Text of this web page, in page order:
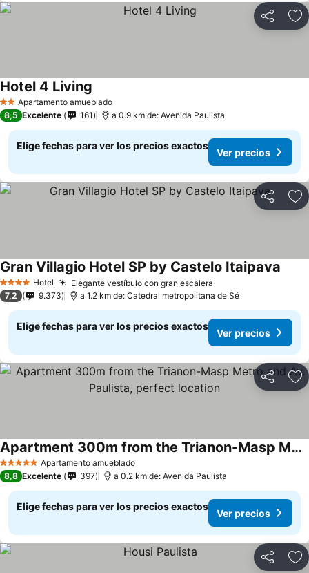
Compartir
2 EstrellasApartamento amueblado
Hotel 4 Living
8,5 Excelente 161 a 0.9 km de: Avenida Paulista
Elige fechas para ver los precios exactos
Ver precios
Compartir
4 EstrellasHotel Elegante vestíbulo con gran escalera
Gran Villagio Hotel SP by Castelo Itaipava
7,2 9.373 a 1.2 km de: Catedral metropolitana de Sé
Elige fechas para ver los precios exactos
Ver precios
Compartir
5 Estrellas Apartamento amueblado
Apartment 300m from the Trianon-Masp Metro and Av. Paulista, perfect location
8,8 Excelente 397 a 0.2 km de: Avenida Paulista
Elige fechas para ver los precios exactos
Ver precios
Compartir